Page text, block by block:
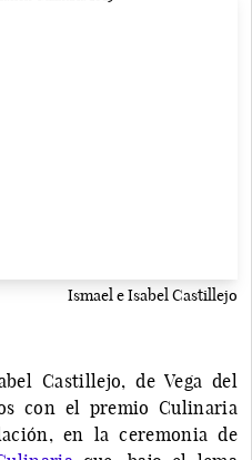
Ismael e Isabel Castillejo
Castillejo, de Vega del
con el premio Culinaria
en la ceremonia de